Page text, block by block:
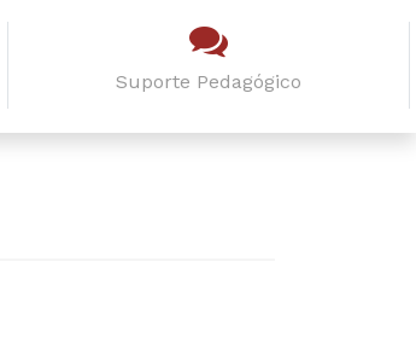
Suporte Pedagógico